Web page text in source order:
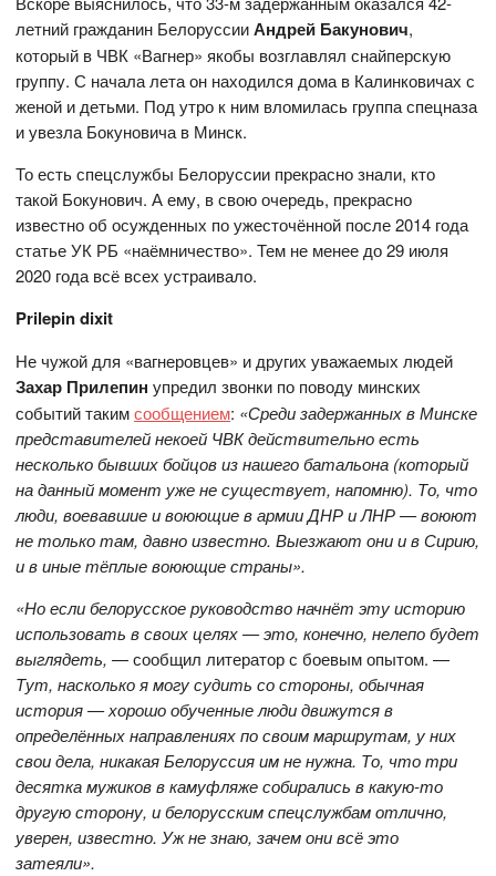
летний гражданин БелоруссииАндрей Бакунович,
который в ЧВК «Вагнер» якобы возглавлял снайперскую
группу. С начала лета он находился дома в Калинковичах с
женой и детьми. Под утро к ним вломилась группа спецназа
и увезла Бокуновича в Минск.
То есть спецслужбы Белоруссии прекрасно знали, кто
такой Бокунович. А ему, в свою очередь, прекрасно
известно об осужденных по ужесточённой после 2014 года
статье УК РБ «наёмничество». Тем не менее до 29 июля
2020 года всё всех устраивало.
Prilepin dixit
Не чужой для «вагнеровцев» и других уважаемых людей
Захар Прилепин упредил звонки по поводу минских
событий такимсообщением: «Среди задержанных в Минске
представителей некоей ЧВК действительно есть
несколько бывших бойцов из нашего батальона (который
на данный момент уже не существует, напомню). То, что
люди, воевавшие и воюющие в армии ДНР и ЛНР — воюют
не только там, давно известно. Выезжают они и в Сирию,
и в иные тёплые воюющие страны».
«Но если белорусское руководство начнёт эту историю
использовать в своих целях — это, конечно, нелепо будет
выглядеть,— сообщил литератор с боевым опытом. —
Тут, насколько я могу судить со стороны, обычная
история — хорошо обученные люди движутся в
определённых направлениях по своим маршрутам, у них
свои дела, никакая Белоруссия им не нужна. То, что три
десятка мужиков в камуфляже собирались в какую-то
другую сторону, и белорусским спецслужбам отлично,
уверен, известно. Уж не знаю, зачем они всё это
затеяли».